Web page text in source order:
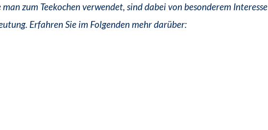
man zum Teekochen verwendet, sind dabei von besonderem Interesse
Erfahren Sie im Folgenden mehr darüber: